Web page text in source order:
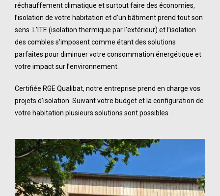
réchauffement climatique et surtout faire des économies,
l’isolation de votre habitation et d’un bâtiment prend tout son
sens. L’ITE (isolation thermique par l’extérieur) et l’isolation
des combles s’imposent comme étant des solutions
parfaites pour diminuer votre consommation énergétique et
votre impact sur l’environnement.
Certifiée RGE Qualibat, notre entreprise prend en charge vos
projets d’isolation. Suivant votre budget et la configuration de
votre habitation plusieurs solutions sont possibles.